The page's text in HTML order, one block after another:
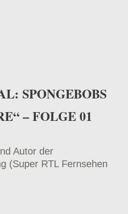
SPONGEBOBS
– FOLGE 01
Autor der
(Super RTL Fernsehen